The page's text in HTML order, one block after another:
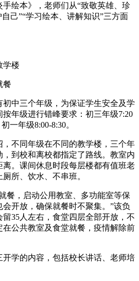
绘本》，老师们从“致敬英雄、珍
己”“学习绘本、讲解知识”三方面
楼
中三个年级，为保证学生安全及学
年级进行错峰要求：初三年级7:20
一年级8:00-8:30。
不同年级在不同的教学楼，三个年
到校和离校都指定了路线。教室内
。课间休息时段每层楼都有值班老
所、饮水、不串班。
，启动公用教室、多功能室等保
开放，确保就餐时不聚集。”该负
35人左右，食堂四层全部开放，不
公共教室及食堂就餐，疫情解除前
学的内容，包括校长讲话、老师培